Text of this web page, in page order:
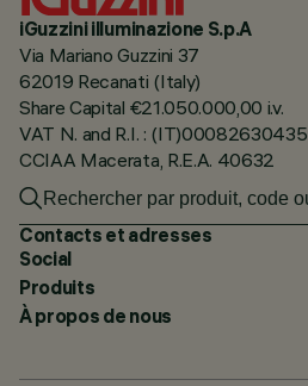
iGuzzini illuminazione S.p.A
Via Mariano Guzzini 37
62019 Recanati (Italy)
Share Capital €21.050.000,00 i.v.
VAT N. and R.I. : (IT)00082630435
CCIAA Macerata, R.E.A. 40632
Contacts et adresses
Social
Produits
À propos de nous